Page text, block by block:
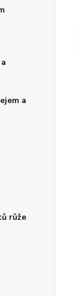
a
růže